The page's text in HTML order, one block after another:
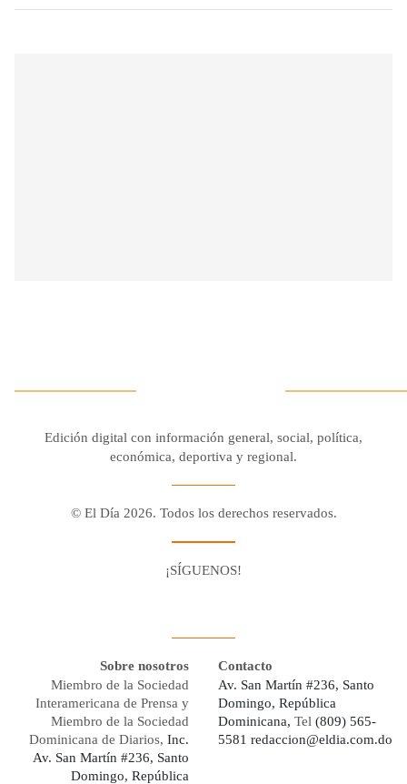
Edición digital con información general, social, política,
económica, deportiva y regional.
© El Día 2026. Todos los derechos reservados.
¡SÍGUENOS!
Sobre nosotros
Miembro de la Sociedad
Interamericana de Prensa y
Miembro de la Sociedad
Dominicana de Diarios, Inc.
Av. San Martín #236, Santo
Domingo, República
Contacto
Av. San Martín #236, Santo
Domingo, República
Dominicana, Tel (809) 565-
5581 redaccion@eldia.com.do